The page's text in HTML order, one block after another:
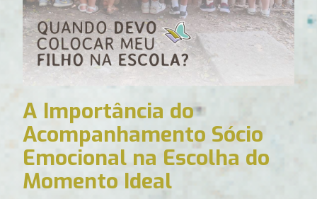
A Importância do
Acompanhamento Sócio
Emocional na Escolha do
Momento Ideal